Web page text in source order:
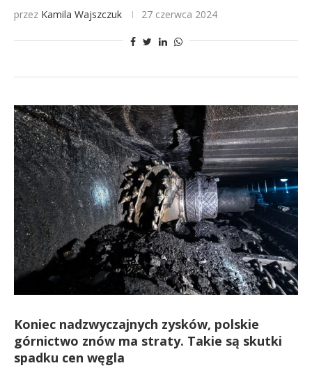
przez Kamila Wajszczuk 27 czerwca 2024
Koniec nadzwyczajnych zysków, polskie
górnictwo znów ma straty. Takie są skutki
spadku cen węgla